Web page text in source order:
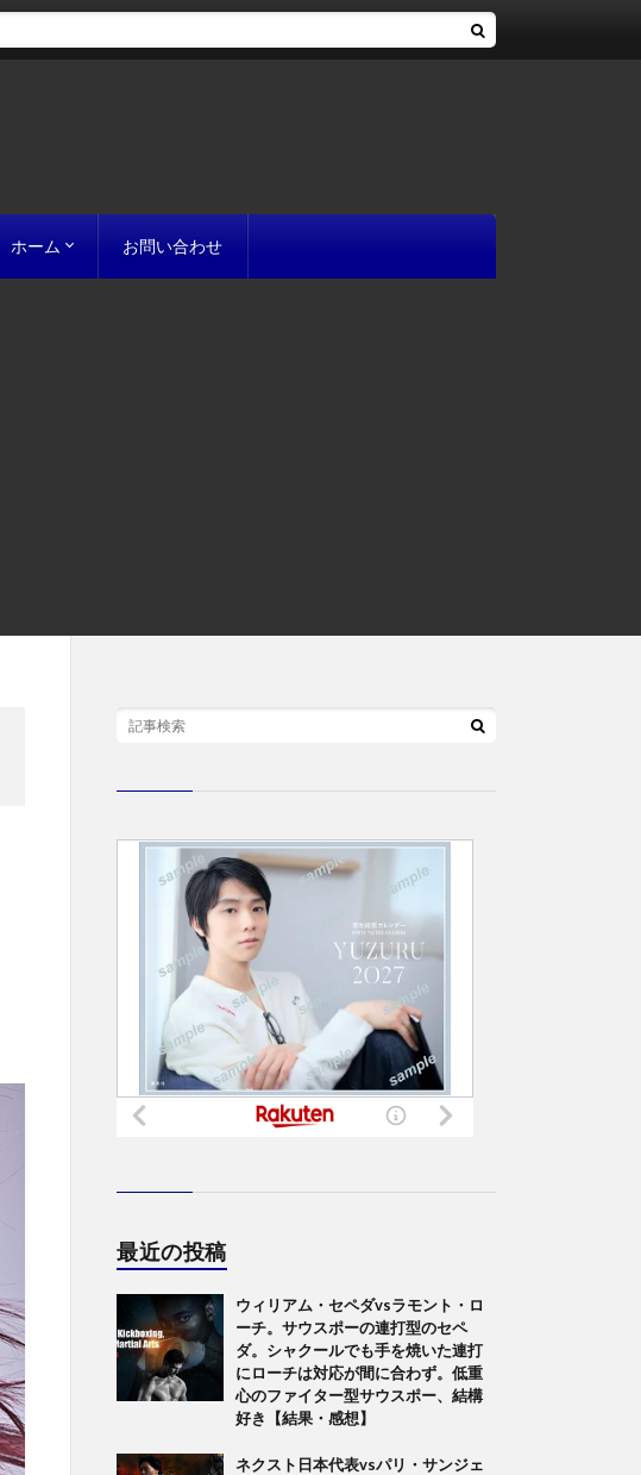
ホーム お問い合わせ
最近の投稿
ウィリアム・セペダvsラモント・ロ
ーチ。サウスポーの連打型のセペ
ダ。シャクールでも手を焼いた連打
にローチは対応が間に合わず。低重
心のファイター型サウスポー、結構
好き【結果・感想】
ネクスト日本代表vsパリ・サンジェ